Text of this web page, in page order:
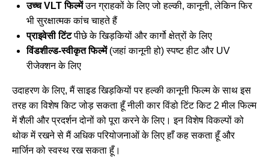
उच्च VLT फिल्मेंउन ग्राहकों के लिए जो हल्की, कानूनी, लेकिन फिर
भी सुरक्षात्मक कांच चाहते हैं
प्राइवेसी टिंटपीछे के खिड़कियों और कार्गो क्षेत्रों के लिए
विंडशील्ड-स्वीकृत फिल्में(जहां कानूनी हो) स्पष्ट हीट और UV
रीजेक्शन के लिए
उदाहरण के लिए, मैं साइड खिड़कियों पर हल्की कानूनी फिल्म के साथ इस
तरह का विशेष किट जोड़ सकता हूँनीली कार विंडो टिंट किट 2 मील फिल्म
मेंशैली और प्रदर्शन दोनों को पूरा करने के लिए। इन विशेष विकल्पों को
थोक में रखने से मैं अधिक परियोजनाओं के लिए हाँ कह सकता हूँ और
मार्जिन को स्वस्थ रख सकता हूँ।